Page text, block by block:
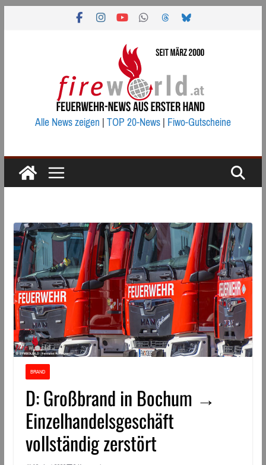
Alle News zeigen|TOP 20-News|Fiwo-Gutscheine
BRAND
D: Großbrand in Bochum →
Einzelhandelsgeschäft
vollständig zerstört